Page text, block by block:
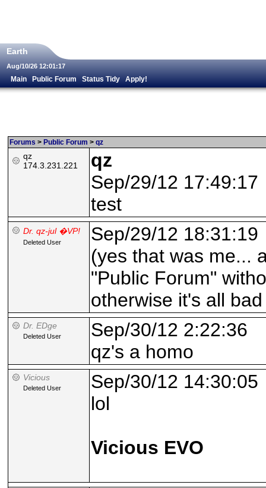
Earth
Aug/10/26 12:01:17
Main Public Forum Status Tidy Apply!
Forums > Public Forum > qz
qz
174.3.231.221
qz
Sep/29/12 17:49:17
test
Dr. qz-jul �VP!
Deleted User
Sep/29/12 18:31:19
(yes that was me...
"Public Forum"
otherwise it's all bad
Dr. EDge
Deleted User
Sep/30/12 2:22:36
qz's a homo
Vicious
Deleted User
Sep/30/12 14:30:05
lol
Vicious EVO